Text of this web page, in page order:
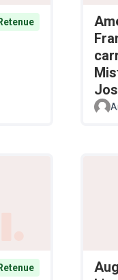
Retenue
Retenue